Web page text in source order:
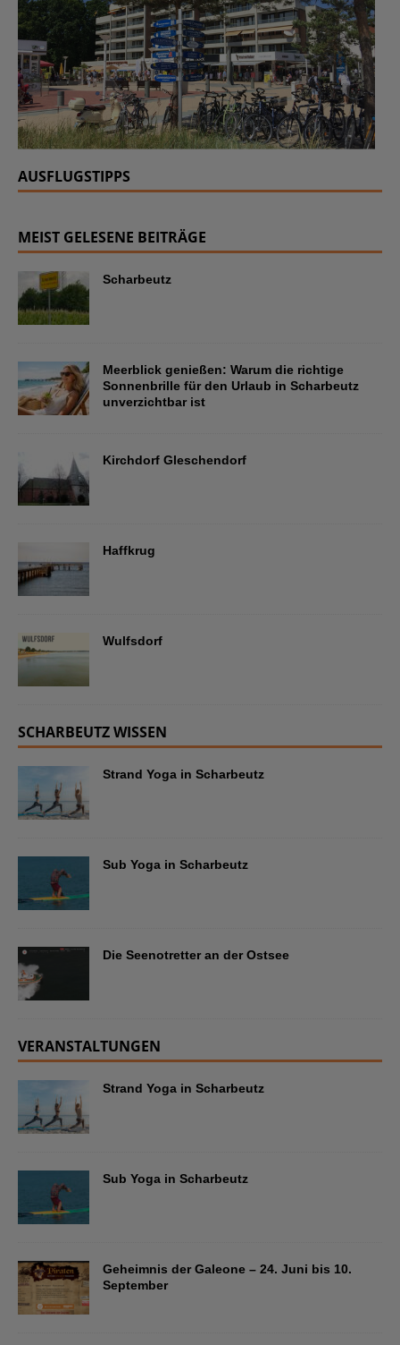
AUSFLUGSTIPPS
MEIST GELESENE BEITRÄGE
Scharbeutz
Meerblick genießen: Warum die richtige
Sonnenbrille für den Urlaub in Scharbeutz
unverzichtbar ist
Kirchdorf Gleschendorf
Haffkrug
Wulfsdorf
SCHARBEUTZ WISSEN
Strand Yoga in Scharbeutz
Sub Yoga in Scharbeutz
Die Seenotretter an der Ostsee
VERANSTALTUNGEN
Strand Yoga in Scharbeutz
Sub Yoga in Scharbeutz
Geheimnis der Galeone – 24. Juni bis 10.
September